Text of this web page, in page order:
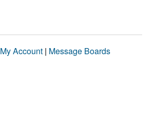
My Account | Message Boards